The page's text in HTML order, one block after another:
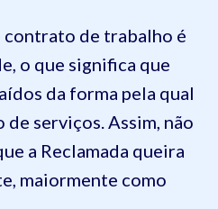
contrato de trabalho é
o que significa que
da forma pela qual
de serviços. Assim, não
a Reclamada queira
maiormente como